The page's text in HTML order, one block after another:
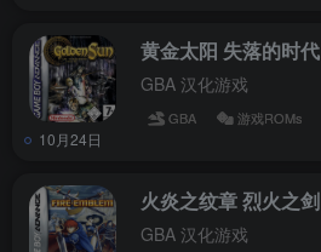
10月24日
黄金太阳 失落的时代
GBA 汉化游戏
GBA 游戏ROMs
火炎之纹章 烈火之剑
GBA 汉化游戏